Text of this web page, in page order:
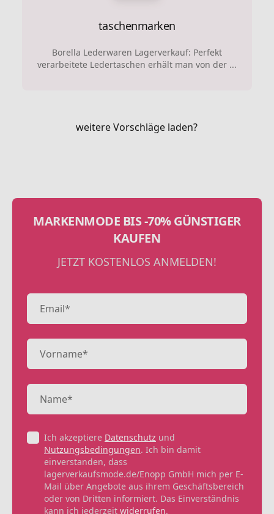
taschenmarken
Borella Lederwaren Lagerverkauf: Perfekt
verarbeitete Ledertaschen erhält man von der ...
weitere Vorschläge laden?
MARKENMODE BIS -70% GÜNSTIGER
KAUFEN
JETZT KOSTENLOS ANMELDEN!
Ich akzeptiere Datenschutz und
Nutzungsbedingungen. Ich bin damit
einverstanden, dass
lagerverkaufsmode.de/Enopp GmbH mich per E-
Mail über Angebote aus ihrem Geschäftsbereich
oder von Dritten informiert. Das Einverständnis
kann ich jederzeit widerrufen.